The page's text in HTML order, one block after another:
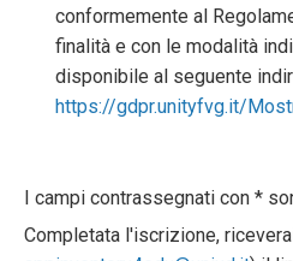
conformemente al
finalità e con le modalità
disponibile al seguente
https://gdpr.unityfvg.it/
I campi contrassegnati con *
Completata l'iscrizione,